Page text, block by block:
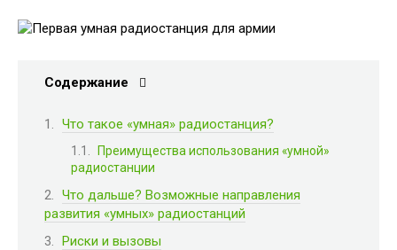
Содержание
Что такое «умная» радиостанция?
Преимущества использования «умной»
радиостанции
Что дальше? Возможные направления
развития «умных» радиостанций
Риски и вызовы